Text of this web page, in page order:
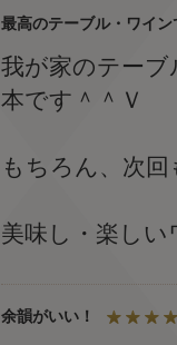
最高のテーブル・ワイ
我が家のテーブ
本です＾＾Ｖ
もちろん、次
美味し・楽し
余韻がいい！